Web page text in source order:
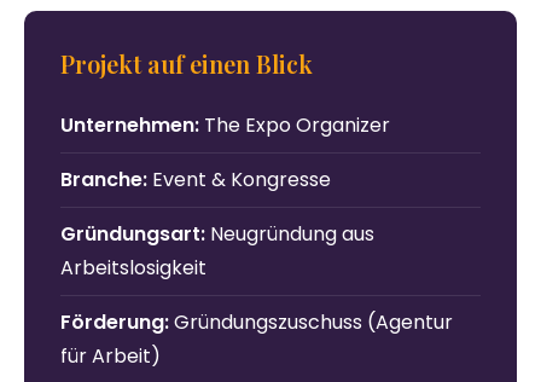
Projekt auf einen Blick
Unternehmen: The Expo Organizer
Branche: Event & Kongresse
Gründungsart: Neugründung aus
Arbeitslosigkeit
Förderung:Gründungszuschuss (Agentur
für Arbeit)